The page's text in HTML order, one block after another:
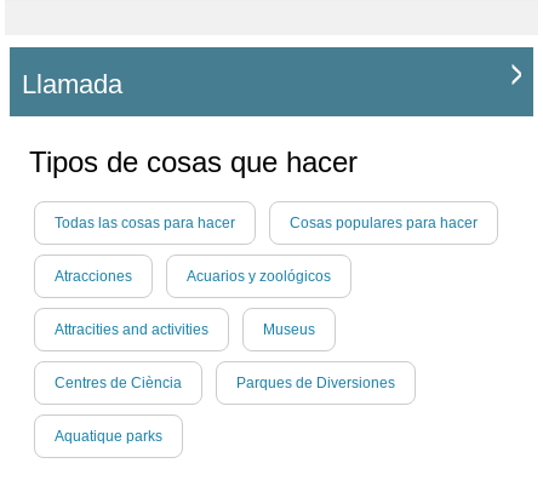
Llamada
Tipos de cosas que hacer
Todas las cosas para hacer Cosas populares para hacer
Atracciones Acuarios y zoológicos
Attracities and activities Museus
Centres de Ciència Parques de Diversiones
Aquatique parks